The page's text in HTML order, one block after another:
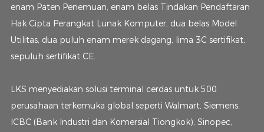
enam Paten Penemuan, enam belas Tindakan Pendaftaran
Hak Cipta Perangkat Lunak Komputer, dua belas Model
Utilitas, dua puluh enam merek dagang, lima 3C sertifikat,
sepuluh sertifikat CE.
LKS menyediakan solusi terminal cerdas untuk 500
perusahaan terkemuka global seperti Walmart, Siemens,
ICBC (Bank Industri dan Komersial Tiongkok), Sinopec,